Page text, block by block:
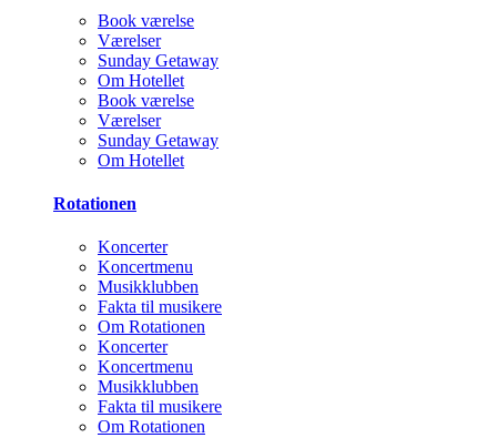
Book værelse
Værelser
Sunday Getaway
Om Hotellet
Book værelse
Værelser
Sunday Getaway
Om Hotellet
Rotationen
Koncerter
Koncertmenu
Musikklubben
Fakta til musikere
Om Rotationen
Koncerter
Koncertmenu
Musikklubben
Fakta til musikere
Om Rotationen